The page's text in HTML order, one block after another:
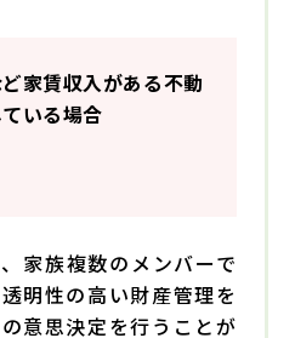
家賃収入がある不動
いる場合
家族複数のメンバーで
明性の高い財産管理を
意思決定を行うことが